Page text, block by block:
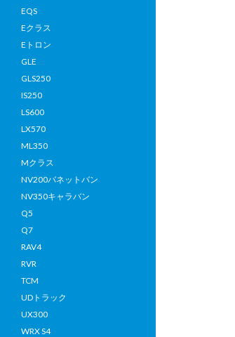
EQS
Eクラス
Eトロン
GLE
GLS250
IS250
LS600
LX570
ML350
Mクラス
NV200バネットバン
NV350キャラバン
Q5
Q7
RAV4
RVR
TCM
UDトラック
UX300
WRX S4